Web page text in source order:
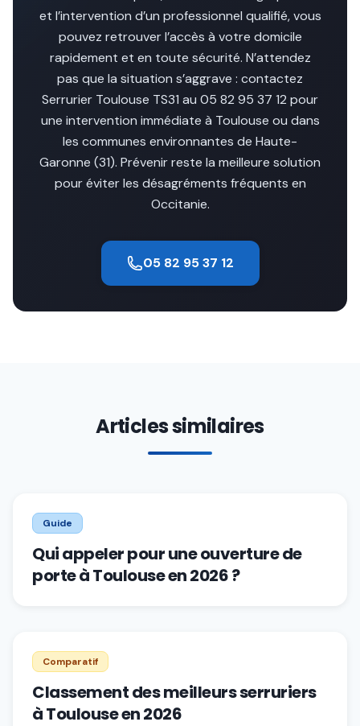
et l’intervention d’un professionnel qualifié, vous
pouvez retrouver l’accès à votre domicile
rapidement et en toute sécurité. N’attendez
pas que la situation s’aggrave : contactez
Serrurier Toulouse TS31 au 05 82 95 37 12 pour
une intervention immédiate à Toulouse ou dans
les communes environnantes de Haute-
Garonne (31). Prévenir reste la meilleure solution
pour éviter les désagréments fréquents en
Occitanie.
05 82 95 37 12
Articles similaires
Guide
Qui appeler pour une ouverture de
porte à Toulouse en 2026 ?
Comparatif
Classement des meilleurs serruriers
à Toulouse en 2026